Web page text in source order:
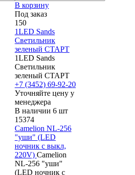
В корзину
Под заказ
150
1LED Sands
Светильник
зеленый СТАРТ
1LED Sands
Светильник
зеленый СТАРТ
+7 (3452) 69-92-20
Уточняйте цену у
менеджера
В наличии 6 шт
15374
Camelion NL-256
"уши" (LED
ночник с выкл,
220V) Camelion
NL-256 "уши"
(LED ночник с